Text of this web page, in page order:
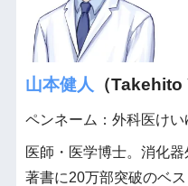
山本健人 （Takehito
ペンネーム：外科医けい
医師・医学博士。消化器
著書に20万部突破のベ